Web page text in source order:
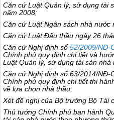
Căn cứ Luật Quản lý, sử dụng tài
năm 2008;
Căn cứ Luật Ngân sách nhà nước
Căn cứ Luật Đấu thầu ngày 26
Căn cứ Nghị định số 52/2009/NĐ-
Chính phủ quy định chi tiết và
Luật Quản lý, sử dụng tài sản nhà
Căn cứ Nghị định số 63/2014/NĐ-
Chính phủ quy định chi tiết thi
về lựa chọn nhà thầu;
Xét đề nghị của Bộ trưởng Bộ Tài
Thủ tướng Chính phủ ban hành Q